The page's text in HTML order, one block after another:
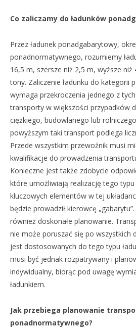
Co zaliczamy do ładunków
Przez ładunek ponadgabarytowy,
ponadnormatywnego, rozumiemy
16,5 m, szersze niż 2,5 m, wyższe niż
tony. Zaliczenie ładunku do kategorii
wymaga przekroczenia jednego z
transporty w większości przypadków
ciężkiego, budowlanego lub
powyższym taki transport podlega
Przede wszystkim przewoźnik musi
kwalifikacje do prowadzenia
Konieczne jest także zdobycie
które umożliwiają realizację tego typu
kluczowych elementów w tej
będzie prowadził kierowcę
również doskonałe planowanie.
nie może poruszać się po wszystkich
jest dostosowanych do tego typu
musi być jednak rozpatrywany i
indywidualny, biorąc pod uwagę
ładunkiem.
Jak przebiega planowanie
ponadnormatywnego?